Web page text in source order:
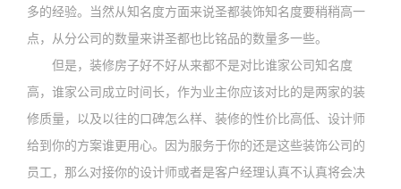
多的经验。当然从知名度方面来说圣都装饰知名度要稍稍高一
点，从分公司的数量来讲圣都也比铭品的数量多一些。
但是，装修房子好不好从来都不是对比谁家公司知名度
高，谁家公司成立时间长，作为业主你应该对比的是两家的装
修质量，以及以往的口碑怎么样、装修的性价比高低、设计师
给到你的方案谁更用心。因为服务于你的还是这些装饰公司的
员工，那么对接你的设计师或者是客户经理认真不认真将会决